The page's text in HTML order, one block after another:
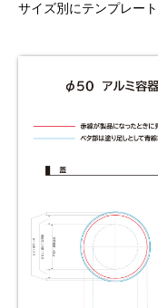
サイズ別にテンプレー